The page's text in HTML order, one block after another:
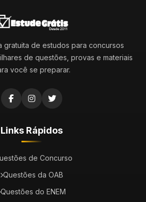
gratuita de estudos para concursos
de questões, provas e materiais
você se preparar.
Links Rápidos
de Concurso
Questões da OAB
Questões do ENEM